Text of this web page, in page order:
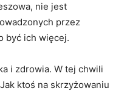
nie jest
przez
być ich więcej.
i zdrowia. W tej chwili
ktoś na skrzyżowaniu